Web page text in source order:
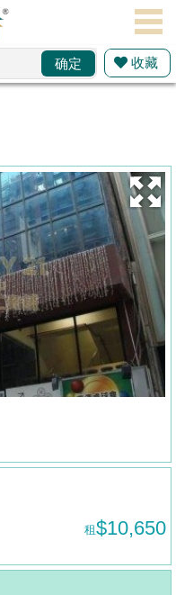
确定 收藏
租$10,650